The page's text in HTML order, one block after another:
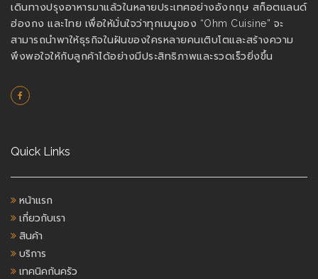
เดินทางปรุงอาหารมาแล้วในหลายประเทศอย่างอังกฤษ สก็อตแลนด์
ฮ่องกง และไทย เพื่อให้มั่นใจว่าทุกเมนูของ “Ohm Cuisine” จะ
สามารถนำพาให้ธุรกิจในฝันของใครหลายคนเติบโตและสร้างความ
พึงพอใจให้กับลูกค้าได้อย่างมีประสิทธิภาพและรวดเร็วยิ่งขึ้น
Quick Links
หน้าแรก
เกี่ยวกับเรา
สินค้า
บริการ
เทคนิคก้นครัว